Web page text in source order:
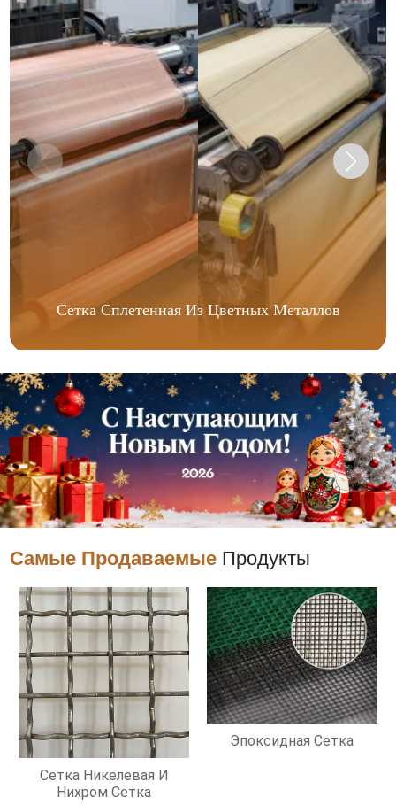
Сетка Сплетенная Из Цветных Металлов
Самые Продаваемые Продукты
Сетка Никелевая И
Нихром Сетка
Эпоксидная Сетка